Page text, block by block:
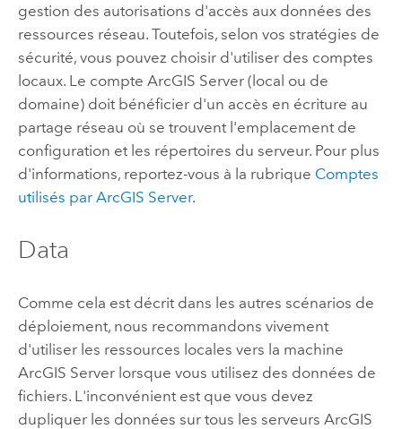
gestion des autorisations d'accès aux données des
ressources réseau. Toutefois, selon vos stratégies de
sécurité, vous pouvez choisir d'utiliser des comptes
locaux. Le compte ArcGIS Server(local ou de
domaine) doit bénéficier d'un accès en écriture au
partage réseau où se trouvent l'emplacement de
configuration et les répertoires du serveur. Pour plus
d'informations, reportez-vous à la rubrique Comptes
utilisés par ArcGIS Server.
Data
Comme cela est décrit dans les autres scénarios de
déploiement, nous recommandons vivement
d'utiliser les ressources locales vers la machine
ArcGIS Serverlorsque vous utilisez des données de
fichiers. L'inconvénient est que vous devez
dupliquer les données sur tous les serveurs ArcGIS